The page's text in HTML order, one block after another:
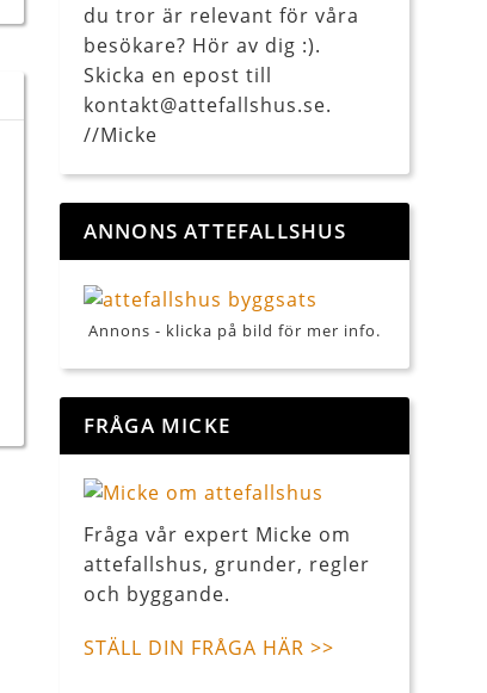
du tror är relevant för våra
besökare? Hör av dig :).
Skicka en epost till
kontakt@attefallshus.se.
//Micke
ANNONS ATTEFALLSHUS
Annons - klicka på bild för mer info.
FRÅGA MICKE
Fråga vår expert Micke om
attefallshus, grunder, regler
och byggande.
STÄLL DIN FRÅGA HÄR >>